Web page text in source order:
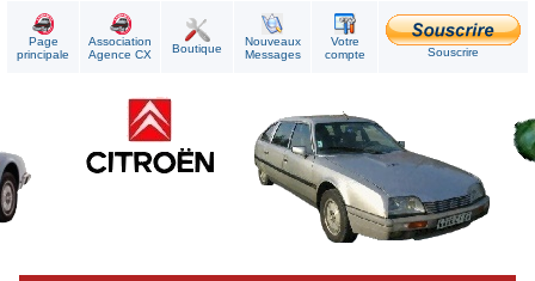
Page
principale
Association
Agence CX
Boutique
Nouveaux
Messages
Votre
compte
Souscrire